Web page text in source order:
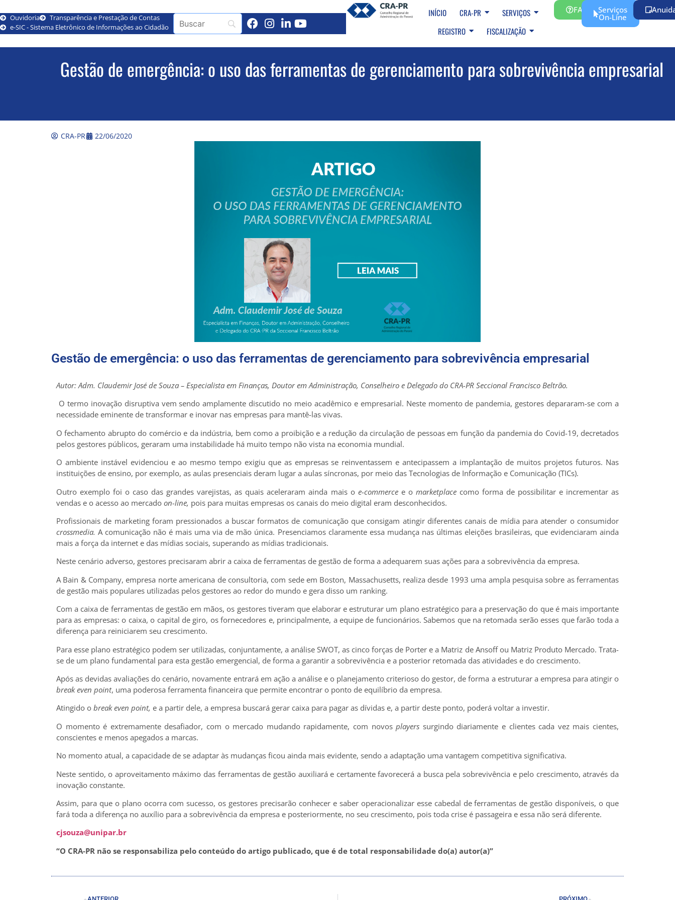
Ouvidoria
Transparência e Prestação de Contas
e-SIC - Sistema Eletrônico de Informações ao Cidadão
INÍCIO CRA-PR
SERVIÇOS
REGISTRO
FISCALIZAÇÃO
FAQ Serviços
On-Line
Gestão de emergência: o uso das ferramentas de gerenciamento para sobrevivência empresarial
CRA-PR 22/06/2020
Gestão de emergência: o uso das ferramentas de gerenciamento para sobrevivência empresarial
Autor: Adm. Claudemir José de Souza – Especialista em Finanças, Doutor em Administração, Conselheiro e Delegado do CRA-PR Seccional Francisco Beltrão.
O termo inovação disruptiva vem sendo amplamente discutido no meio acadêmico e empresarial. Neste momento de pandemia, gestores depararam-se com a
necessidade eminente de transformar e inovar nas empresas para mantê-las vivas.
O fechamento abrupto do comércio e da indústria, bem como a proibição e a redução da circulação de pessoas em função da pandemia do Covid-19, decretados
pelos gestores públicos, geraram uma instabilidade há muito tempo não vista na economia mundial.
O ambiente instável evidenciou e ao mesmo tempo exigiu que as empresas se reinventassem e antecipassem a implantação de muitos projetos futuros. Nas
instituições de ensino, por exemplo, as aulas presenciais deram lugar a aulas síncronas, por meio das Tecnologias de Informação e Comunicação (TICs).
Outro exemplo foi o caso das grandes varejistas, as quais aceleraram ainda mais o e-commercee o marketplacecomo forma de possibilitar e incrementar as
vendas e o acesso ao mercado on-line, pois para muitas empresas os canais do meio digital eram desconhecidos.
Profissionais de marketing foram pressionados a buscar formatos de comunicação que consigam atingir diferentes canais de mídia para atender o consumidor
crossmedia.A comunicação não é mais uma via de mão única. Presenciamos claramente essa mudança nas últimas eleições brasileiras, que evidenciaram ainda
mais a força da internet e das mídias sociais, superando as mídias tradicionais.
Neste cenário adverso, gestores precisaram abrir a caixa de ferramentas de gestão de forma a adequarem suas ações para a sobrevivência da empresa.
A Bain & Company, empresa norte americana de consultoria, com sede em Boston, Massachusetts, realiza desde 1993 uma ampla pesquisa sobre as ferramentas
de gestão mais populares utilizadas pelos gestores ao redor do mundo e gera disso um ranking.
Com a caixa de ferramentas de gestão em mãos, os gestores tiveram que elaborar e estruturar um plano estratégico para a preservação do que é mais importante
para as empresas: o caixa, o capital de giro, os fornecedores e, principalmente, a equipe de funcionários. Sabemos que na retomada serão esses que farão toda a
diferença para reiniciarem seu crescimento.
Para esse plano estratégico podem ser utilizadas, conjuntamente, a análise SWOT, as cinco forças de Porter e a Matriz de Ansoff ou Matriz Produto Mercado. Trata-
se de um plano fundamental para esta gestão emergencial, de forma a garantir a sobrevivência e a posterior retomada das atividades e do crescimento.
Após as devidas avaliações do cenário, novamente entrará em ação a análise e o planejamento criterioso do gestor, de forma a estruturar a empresa para atingir o
break even point, uma poderosa ferramenta financeira que permite encontrar o ponto de equilíbrio da empresa.
Atingido o break even point, e a partir dele, a empresa buscará gerar caixa para pagar as dívidas e, a partir deste ponto, poderá voltar a investir.
O momento é extremamente desafiador, com o mercado mudando rapidamente, com novosplayers surgindo diariamente e clientes cada vez mais cientes,
conscientes e menos apegados a marcas.
No momento atual, a capacidade de se adaptar às mudanças ficou ainda mais evidente, sendo a adaptação uma vantagem competitiva significativa.
Neste sentido, o aproveitamento máximo das ferramentas de gestão auxiliará e certamente favorecerá a busca pela sobrevivência e pelo crescimento, através da
inovação constante.
Assim, para que o plano ocorra com sucesso, os gestores precisarão conhecer e saber operacionalizar esse cabedal de ferramentas de gestão disponíveis, o que
fará toda a diferença no auxílio para a sobrevivência da empresa e posteriormente, no seu crescimento, pois toda crise é passageira e essa não será diferente.
cjsouza@unipar.br
“O CRA-PR não se responsabiliza pelo conteúdo do artigo publicado, que é de total responsabilidade do(a) autor(a)”